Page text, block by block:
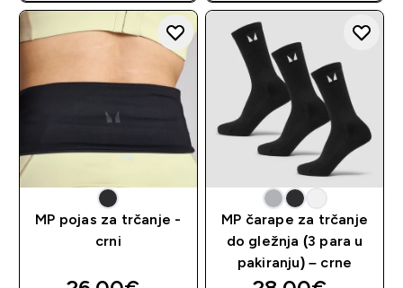
MP pojas za trčanje -
crni
MP čarape za trčanje
do gležnja (3 para u
pakiranju) – crne